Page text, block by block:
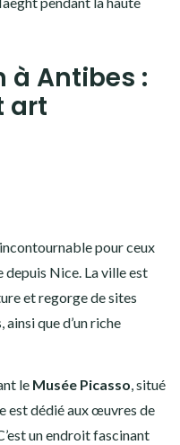
à Antibes :
art
pour ceux
depuis Nice. La ville est
et regorge de sites
que d’un riche
le Musée Picasso, situé
est dédié aux œuvres de
un endroit fascinant